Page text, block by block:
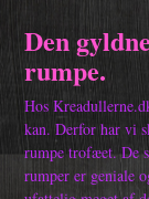
Den
rumpe.
Hos
kan. Derfor har vi
rumpe trofæet. De
rumper er geniale